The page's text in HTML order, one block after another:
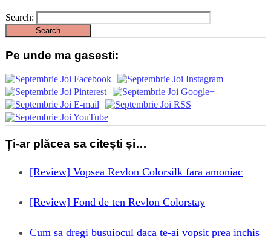
Search:
Pe unde ma gasesti:
Ți-ar plăcea sa citești și…
[Review] Vopsea Revlon Colorsilk fara amoniac
[Review] Fond de ten Revlon Colorstay
Cum sa dregi busuiocul daca te-ai vopsit prea inchis